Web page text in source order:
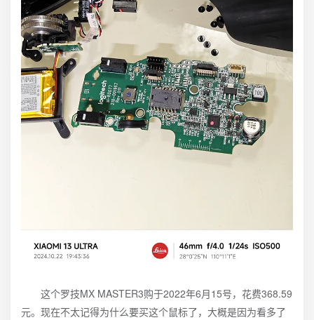
这个罗技MX MASTER3购于2022年6月15号，花费368.59
元。现在不太记得为什么要买这个鼠标了，大概是因为看多了